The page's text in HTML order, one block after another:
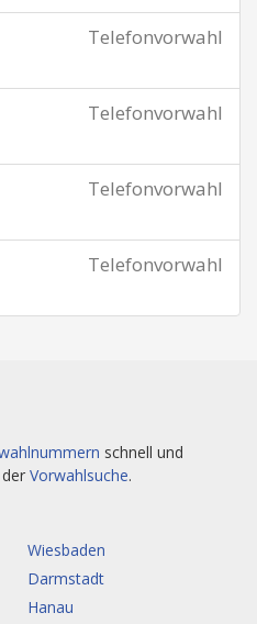
Telefonvorwahl
Telefonvorwahl
Telefonvorwahl
Telefonvorwahl
schnell und
Vorwahlsuche.
Wiesbaden
Darmstadt
Hanau